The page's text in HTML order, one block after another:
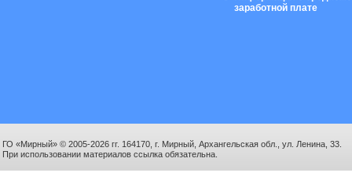
заработной плате
ГО «Мирный» © 2005-2026 гг. 164170, г. Мирный, Архангельская обл., ул. Ленина, 33.
При использовании материалов ссылка обязательна.